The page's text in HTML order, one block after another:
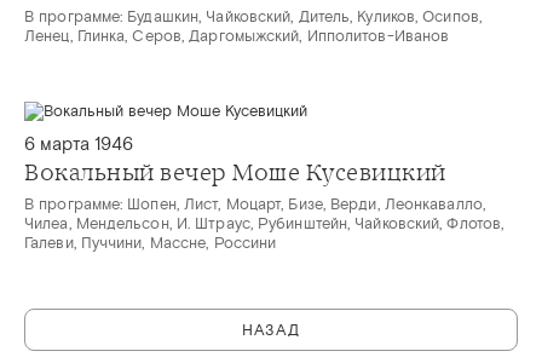
В программе: Будашкин, Чайковский, Дитель, Куликов, Осипов,
Ленец, Глинка, Серов, Даргомыжский, Ипполитов-Иванов
6 марта 1946
Вокальный вечер Моше Кусевицкий
В программе: Шопен, Лист, Моцарт, Бизе, Верди, Леонкавалло,
Чилеа, Мендельсон, И. Штраус, Рубинштейн, Чайковский, Флотов,
Галеви, Пуччини, Массне, Россини
НАЗАД